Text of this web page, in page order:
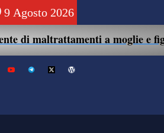
9 Agosto 2026
di maltrattamenti a moglie e